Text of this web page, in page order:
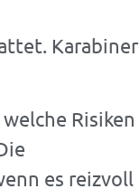
Karabiner
Risiken
es reizvoll